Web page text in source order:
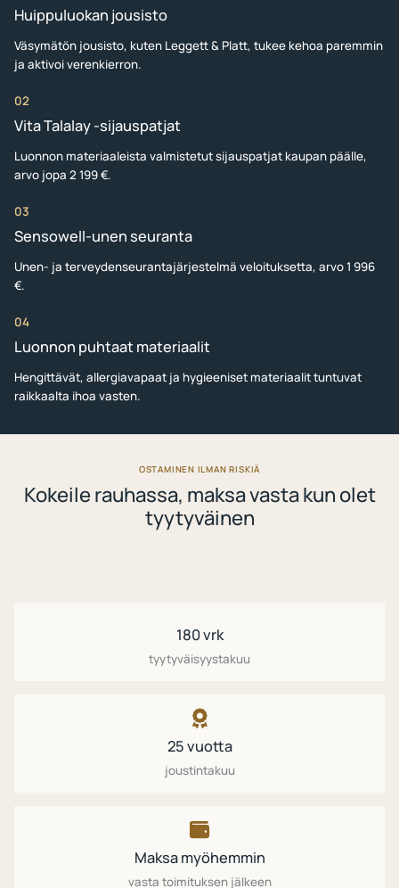
Huippuluokan jousisto
Väsymätön jousisto, kuten Leggett & Platt, tukee kehoa paremmin
ja aktivoi verenkierron.
02
Vita Talalay -sijauspatjat
Luonnon materiaaleista valmistetut sijauspatjat kaupan päälle,
arvo jopa 2 199 €.
03
Sensowell-unen seuranta
Unen- ja terveydenseurantajärjestelmä veloituksetta, arvo 1 996
€.
04
Luonnon puhtaat materiaalit
Hengittävät, allergiavapaat ja hygieeniset materiaalit tuntuvat
raikkaalta ihoa vasten.
OSTAMINEN ILMAN RISKIÄ
Kokeile rauhassa, maksa vasta kun olet
tyytyväinen
180 vrk
tyytyväisyystakuu
25 vuotta
joustintakuu
Maksa myöhemmin
vasta toimituksen jälkeen